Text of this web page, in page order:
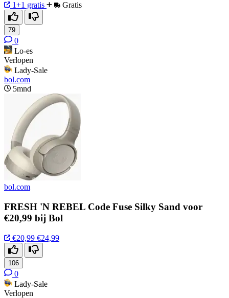
1+1 gratis Gratis
79
0
Lo-es
Verlopen
Lady-Sale
bol.com
5mnd
bol.com
FRESH 'N REBEL Code Fuse Silky Sand voor
€20,99 bij Bol
€20,99 €24,99
106
0
Lady-Sale
Verlopen